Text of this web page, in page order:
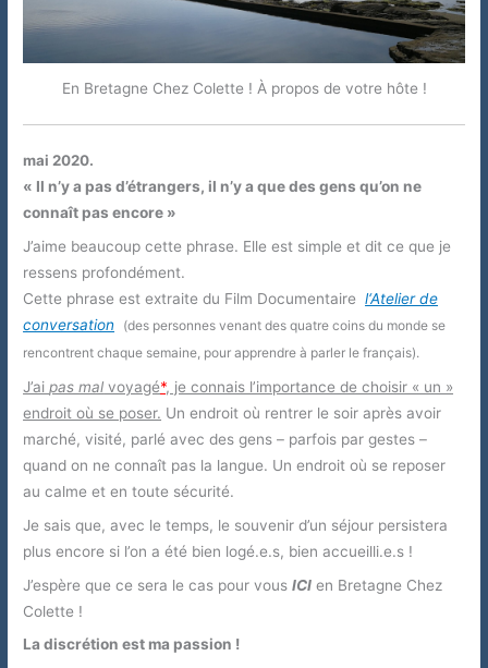
En Bretagne Chez Colette ! À propos de votre hôte !
mai 2020.
« Il n’y a pas d’étrangers, il n’y a que des gens qu’on ne
connaît pas encore »
J’aime beaucoup cette phrase. Elle est simple et dit ce que je
ressens profondément.
Cette phrase est extraite du Film Documentairel‘Atelier de
conversation (des personnes venant des quatre coins du monde se
rencontrent chaque semaine, pour apprendre à parler le français).
J’aipas mal voyagé*, je connais l’importance de choisir « un »
endroit où se poser. Un endroit où rentrer le soir après avoir
marché, visité, parlé avec des gens – parfois par gestes –
quand on ne connaît pas la langue. Un endroit où se reposer
au calme et en toute sécurité.
Je sais que, avec le temps, le souvenir d’un séjour persistera
plus encore si l’on a été bien logé.e.s, bien accueilli.e.s !
J’espère que ce sera le cas pour vousICI en Bretagne Chez
Colette !
La discrétion est ma passion !